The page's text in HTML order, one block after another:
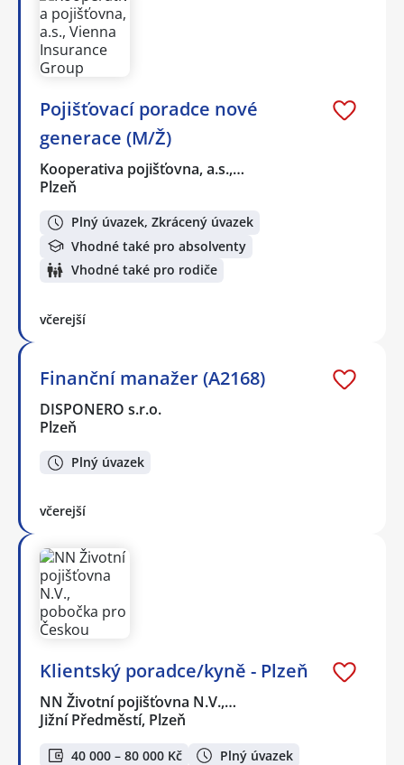
Pojišťovací poradce nové
generace (M/Ž)
Kooperativa pojišťovna, a.s.,…
Plzeň
Plný úvazek, Zkrácený úvazek
Vhodné také pro absolventy
Vhodné také pro rodiče
včerejší
Finanční manažer (A2168)
DISPONERO s.r.o.
Plzeň
Plný úvazek
včerejší
Klientský poradce/kyně - Plzeň
NN Životní pojišťovna N.V.,…
Jižní Předměstí, Plzeň
40 000 – 80 000 Kč Plný úvazek